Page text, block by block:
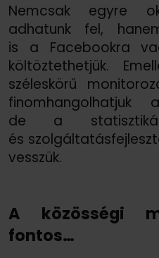
Nemcsak egyre
adhatunk fel,
is a Facebookra
költöztethetjük.
széleskörű
finomhangolhatjuk
de a
és
vesszük.
A közösségi
fontos…